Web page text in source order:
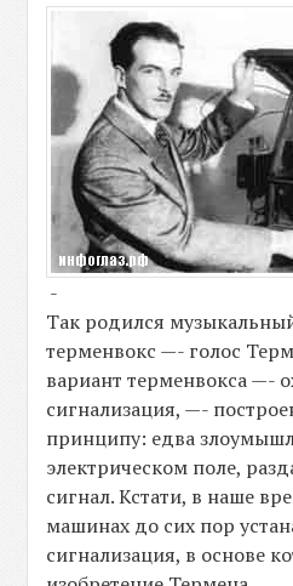
-
Так родился
терменвокс —- голос
вариант терменвокса —-
сигнализация, —-
принципу: едва
электрическом поле,
сигнал. Кстати, в наше
машинах до сих пор
сигнализация, в основе